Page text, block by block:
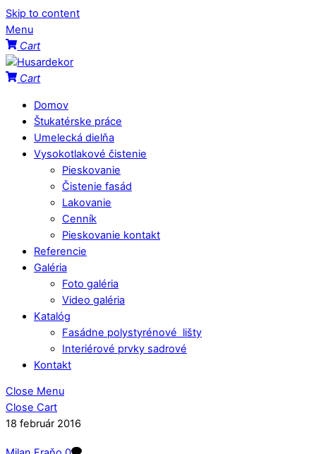
Skip to content
Menu
Cart
Cart
Domov
Štukatérske práce
Umelecká dielňa
Vysokotlakové čistenie
Pieskovanie
Čistenie fasád
Lakovanie
Cenník
Pieskovanie kontakt
Referencie
Galéria
Foto galéria
Video galéria
Katalóg
Fasádne polystyrénové lišty
Interiérové prvky sadrové
Kontakt
Close Menu
Close Cart
18 február 2016